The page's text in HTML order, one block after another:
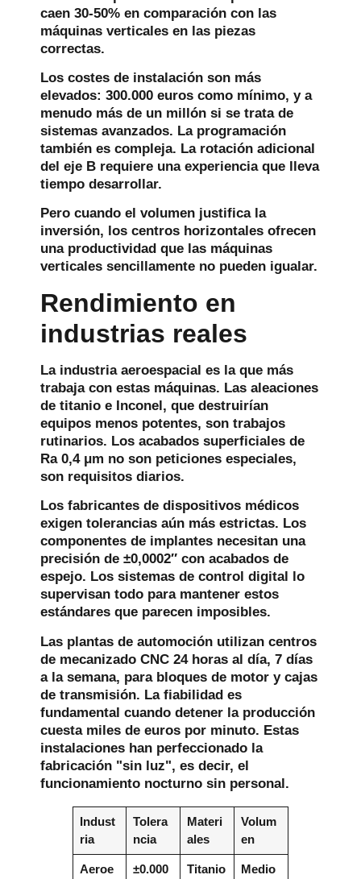
caen 30-50% en comparación con las
máquinas verticales en las piezas
correctas.
Los costes de instalación son más
elevados: 300.000 euros como mínimo, y a
menudo más de un millón si se trata de
sistemas avanzados. La programación
también es compleja. La rotación adicional
del eje B requiere una experiencia que lleva
tiempo desarrollar.
Pero cuando el volumen justifica la
inversión, los centros horizontales ofrecen
una productividad que las máquinas
verticales sencillamente no pueden igualar.
Rendimiento en
industrias reales
La industria aeroespacial es la que más
trabaja con estas máquinas. Las aleaciones
de titanio e Inconel, que destruirían
equipos menos potentes, son trabajos
rutinarios. Los acabados superficiales de
Ra 0,4 μm no son peticiones especiales,
son requisitos diarios.
Los fabricantes de dispositivos médicos
exigen tolerancias aún más estrictas. Los
componentes de implantes necesitan una
precisión de ±0,0002″ con acabados de
espejo. Los sistemas de control digital lo
supervisan todo para mantener estos
estándares que parecen imposibles.
Las plantas de automoción utilizan centros
de mecanizado CNC 24 horas al día, 7 días
a la semana, para bloques de motor y cajas
de transmisión. La fiabilidad es
fundamental cuando detener la producción
cuesta miles de euros por minuto. Estas
instalaciones han perfeccionado la
fabricación "sin luz", es decir, el
funcionamiento nocturno sin personal.
Indust
ria
Tolera
ncia
Materi
ales
Volum
en
Aeroe
±0.000
Titanio
Medio